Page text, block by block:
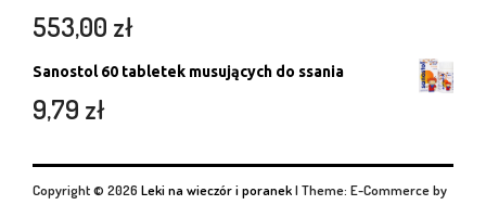
553,00 zł
Sanostol 60 tabletek musujących do ssania
9,79 zł
Copyright © 2026 Leki na wieczór i poranek| Theme: E-Commerce by